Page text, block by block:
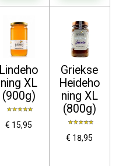
Lindeho
ning XL
(900g)
€ 15,95
Griekse
Heideho
ning XL
(800g)
€ 18,95